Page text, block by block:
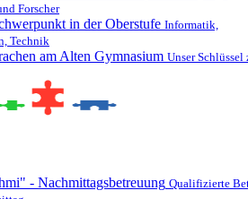
Forscher
in der Oberstufe Informatik,
Technik
am Alten Gymnasium Unser Schlüssel
- Nachmittagsbetreuung Qualifizierte